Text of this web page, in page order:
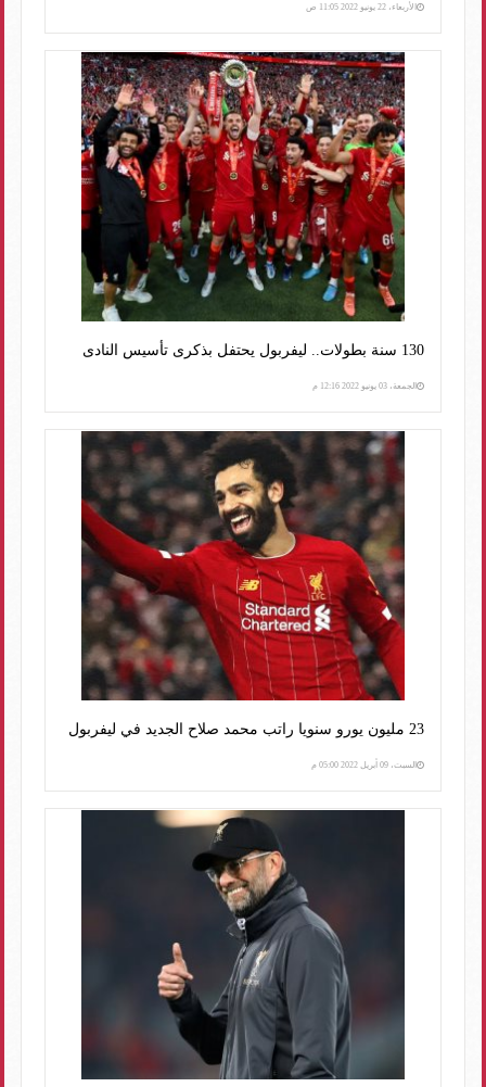
الأربعاء، 22 يونيو 2022 11:05 ص
130 سنة بطولات.. ليفربول يحتفل بذكرى تأسيس النادى
الجمعة، 03 يونيو 2022 12:16 م
23 مليون يورو سنويا راتب محمد صلاح الجديد في ليفربول
السبت، 09 أبريل 2022 05:00 م